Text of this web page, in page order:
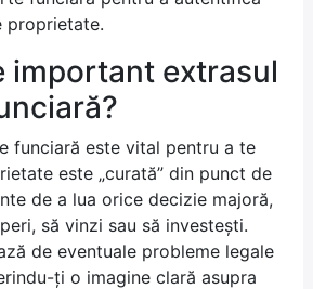
proprietate.
important extrasul
funciară este vital pentru a te
este „curată” din punct de
de a lua orice decizie majoră,
să vinzi sau să investești.
de eventuale probleme legale
ți o imagine clară asupra